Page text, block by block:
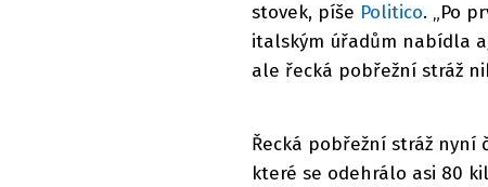
stovek, píše Politico. „Po
italským úřadům nabídla
ale řecká pobřežní stráž
Řecká pobřežní stráž
které se odehrálo asi 80